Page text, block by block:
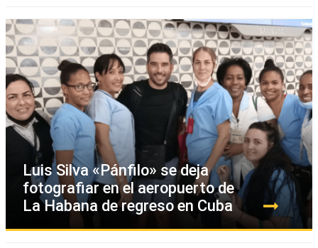
Luis Silva «Pánfilo» se deja
fotografiar en el aeropuerto de
La Habana de regreso en Cuba